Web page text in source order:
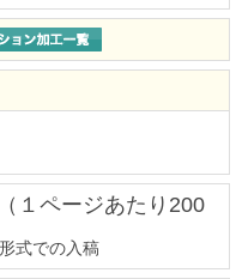
１ページあたり200
式での入稿